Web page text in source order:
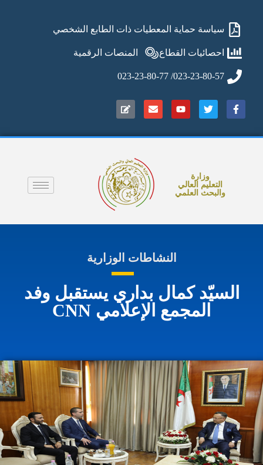
سياسة حماية المعطيات ذات الطابع الشخصي
احصائيات القطاع المنصات الرقمية
023-23-80-57/ 023-23-80-77
وزارة
التعليم العالي
والبحث العلمي
النشاطات الوزارية
السيّد كمال بداري يستقبل وفد
المجمع الإعلامي CNN